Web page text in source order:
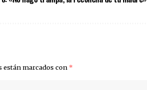
marcados con *